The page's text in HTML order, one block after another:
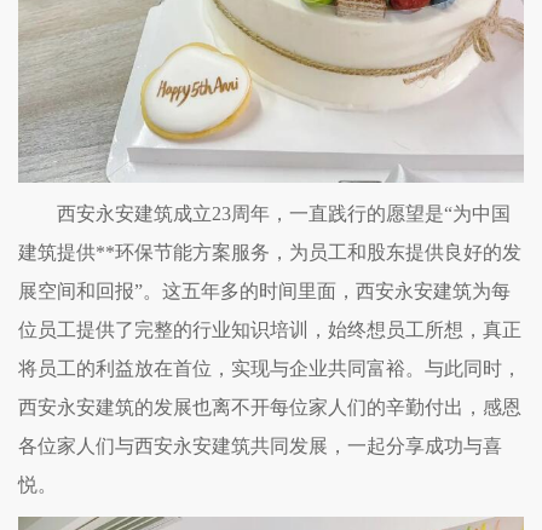
西安永安建筑成立23周年，一直践行的愿望是“为中国
建筑提供**环保节能方案服务，为员工和股东提供良好的发
展空间和回报”。这五年多的时间里面，西安永安建筑为每
位员工提供了完整的行业知识培训，始终想员工所想，真正
将员工的利益放在首位，实现与企业共同富裕。与此同时，
西安永安建筑的发展也离不开每位家人们的辛勤付出，感恩
各位家人们与西安永安建筑共同发展，一起分享成功与喜
悦。